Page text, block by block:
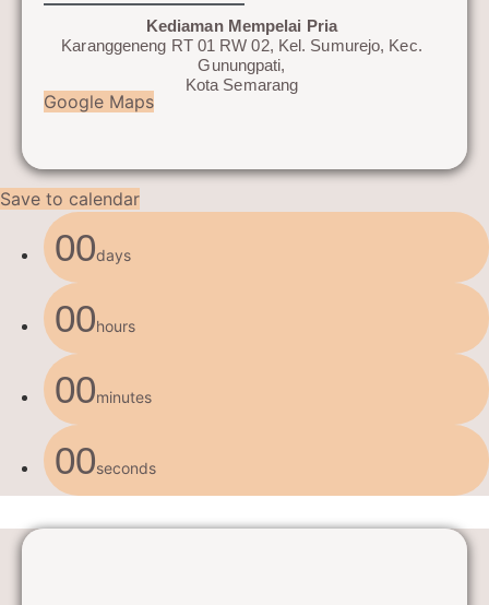
Kediaman Mempelai Pria
Karanggeneng RT 01 RW 02, Kel. Sumurejo, Kec.
Gunungpati,
Kota Semarang
Google Maps
Save to calendar
00days
00hours
00minutes
00seconds